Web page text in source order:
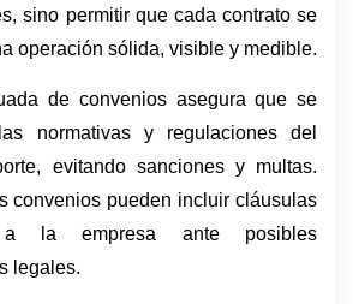
sino permitir que cada contrato se
operación sólida, visible y medible.
de convenios asegura que se
normativas y regulaciones del
evitando sanciones y multas.
convenios pueden incluir cláusulas
la empresa ante posibles
legales.